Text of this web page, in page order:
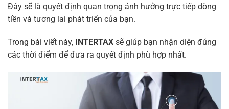
Đây sẽ là quyết định quan trọng ảnh hưởng trực tiếp dòng
tiền và tương lai phát triển của bạn.
Trong bài viết này, INTERTAX sẽ giúp bạn nhận diện đúng
các thời điểm để đưa ra quyết định phù hợp nhất.